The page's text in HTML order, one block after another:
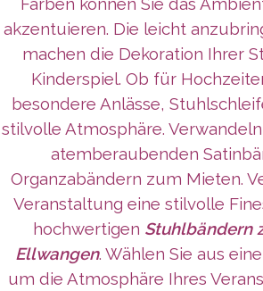
akzentuieren. Die leicht
machen die Dekoration Ihrer
Kinderspiel. Ob für
besondere Anlässe,
stilvolle Atmosphäre.
atemberaubenden
Organzabändern zum Mieten.
Veranstaltung eine stilvolle
hochwertigen Stuhlbändern
Ellwangen. Wählen Sie aus
um die Atmosphäre Ihres